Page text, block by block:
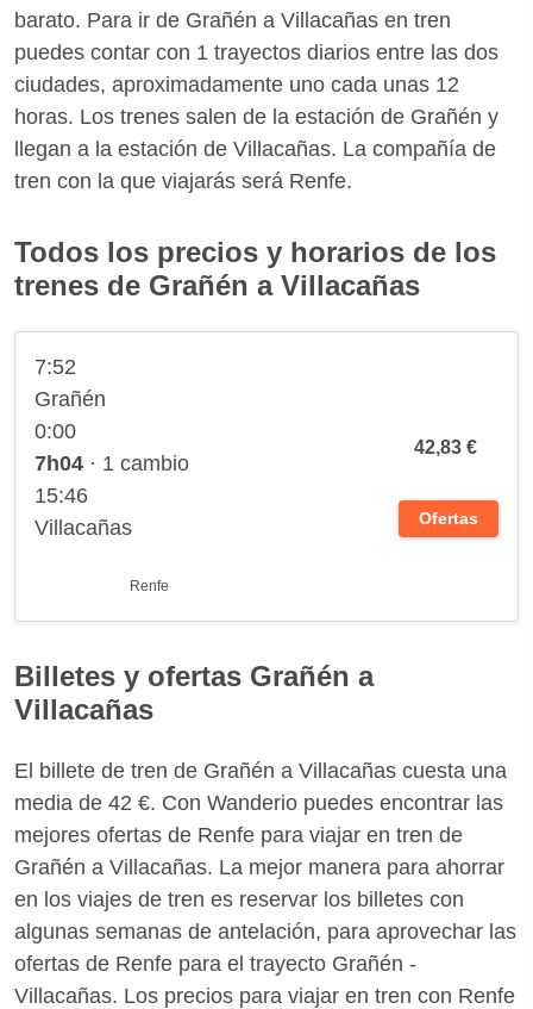
barato. Para ir de Grañén a Villacañas en tren
puedes contar con 1 trayectos diarios entre las dos
ciudades, aproximadamente uno cada unas 12
horas. Los trenes salen de la estación de Grañén y
llegan a la estación de Villacañas. La compañía de
tren con la que viajarás será Renfe.
Todos los precios y horarios de los
trenes de Grañén a Villacañas
7:52
Grañén
0:00
7h04 · 1 cambio
15:46
Villacañas
Renfe
42,83 €
Ofertas
Billetes y ofertas Grañén a
Villacañas
El billete de tren de Grañén a Villacañas cuesta una
media de 42 €. Con Wanderio puedes encontrar las
mejores ofertas de Renfe para viajar en tren de
Grañén a Villacañas. La mejor manera para ahorrar
en los viajes de tren es reservar los billetes con
algunas semanas de antelación, para aprovechar las
ofertas de Renfe para el trayecto Grañén -
Villacañas. Los precios para viajar en tren con Renfe